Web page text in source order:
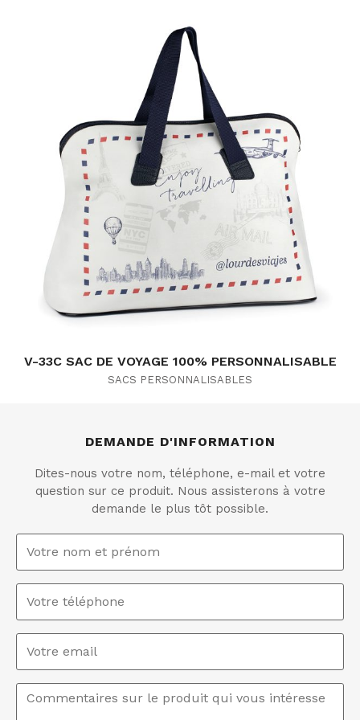
V-33C SAC DE VOYAGE 100% PERSONNALISABLE
SACS PERSONNALISABLES
DEMANDE D'INFORMATION
Dites-nous votre nom, téléphone, e-mail et votre
question sur ce produit. Nous assisterons à votre
demande le plus tôt possible.
Nom
et
prénom *
Téléphone
Email
Commentaires